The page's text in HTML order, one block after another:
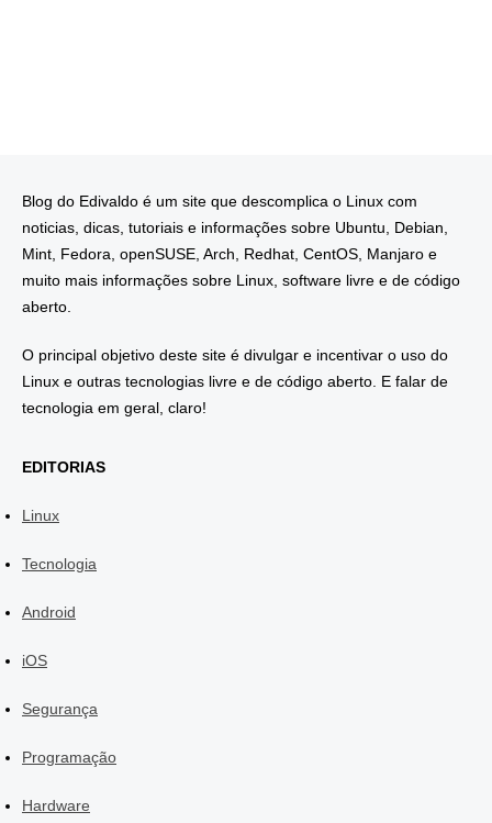
Blog do Edivaldo é um site que descomplica o Linux com
noticias, dicas, tutoriais e informações sobre Ubuntu, Debian,
Mint, Fedora, openSUSE, Arch, Redhat, CentOS, Manjaro e
muito mais informações sobre Linux, software livre e de código
aberto.
O principal objetivo deste site é divulgar e incentivar o uso do
Linux e outras tecnologias livre e de código aberto. E falar de
tecnologia em geral, claro!
EDITORIAS
Linux
Tecnologia
Android
iOS
Segurança
Programação
Hardware